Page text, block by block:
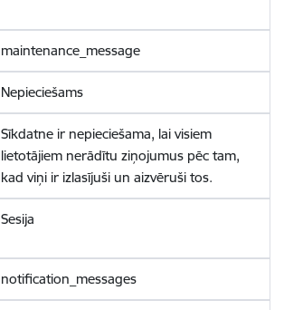
maintenance_message
Nepieciešams
Sīkdatne ir nepieciešama, lai visiem
lietotājiem nerādītu ziņojumus pēc tam,
kad viņi ir izlasījuši un aizvēruši tos.
Sesija
notification_messages